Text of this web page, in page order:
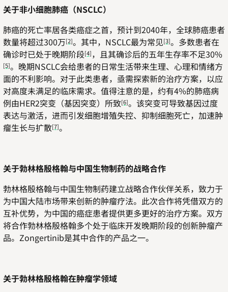
关于非小细胞肺癌（NSCLC）
肺癌的死亡率居各类癌症之首，预计到2040年，全球肺癌患者
数量将超过300万[2]。其中， NSCLC最为常见[3]。多数患者在
确诊时已处于晚期阶段[4]，且其确诊后的五年生存率不足30%
[5]。晚期NSCLC会给患者的日常生活带来生理、心理和情绪方
面的不利影响。对于此类患者，亟需探索新的治疗方案，以应
对高度未满足的临床需求。值得注意的是，约有4%的肺癌病
例由HER2突变（基因突变）所致[6]。该突变可导致基因过度
表达与激活，进而引发细胞增殖失控、抑制细胞死亡，加速肿
瘤生长与扩散[7]。
关于勃林格殷格翰与中国生物制药的战略合作
勃林格殷格翰与中国生物制药建立战略合作伙伴关系，致力于
为中国大陆市场带来创新的肿瘤疗法。此次合作将凭借双方的
互补优势，为中国的癌症患者提供更多更好的治疗方案。双方
将合作勃林格殷格翰多个处于临床开发晚期阶段的创新肿瘤产
品。 Zongertinib是其中合作的产品之一。
关于勃林格殷格翰在肿瘤学领域